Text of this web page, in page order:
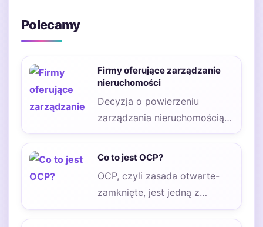
Polecamy
Firmy oferujące zarządzanie
nieruchomości
Decyzja o powierzeniu
zarządzania nieruchomością
profesjonalnej firmie to krok,
który dla wielu właścicieli
Co to jest OCP?
OCP, czyli zasada otwarte-
zamknięte, jest jedną z
kluczowych zasad